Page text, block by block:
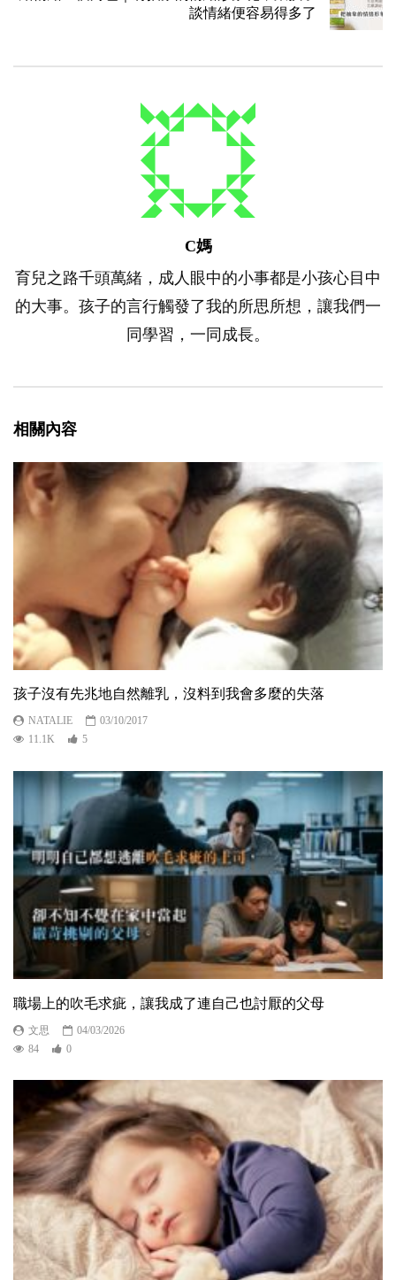
談情緒便容易得多了
C媽
育兒之路千頭萬緒，成人眼中的小事都是小孩心目中
的大事。孩子的言行觸發了我的所思所想，讓我們一
同學習，一同成長。
相關內容
孩子沒有先兆地自然離乳，沒料到我會多麼的失落
NATALIE
03/10/2017
11.1K
5
職場上的吹毛求疵，讓我成了連自己也討厭的父母
文思
04/03/2026
84
0